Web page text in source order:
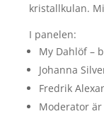
kristallkulan.
I panelen:
My Dahlöf –
Johanna
Fredrik
Moderator